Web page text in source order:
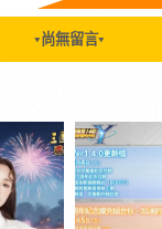
▼ 尚無留言▼